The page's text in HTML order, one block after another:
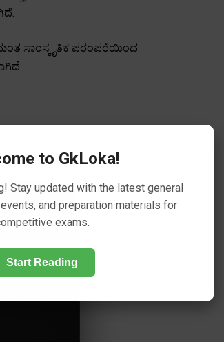
ಸಾಂಸ್ಕೃತಿಕ ಪರಂಪರೆಯಿಂದ
PEN
to GkLoka!
Stay updated with the latest general
and preparation materials for
exams.
Start Reading